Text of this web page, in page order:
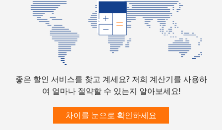
좋은 할인 서비스를 찾고 계세요? 저희 계산기를 사용하
여 얼마나 절약할 수 있는지 알아보세요!
차이를 눈으로 확인하세요